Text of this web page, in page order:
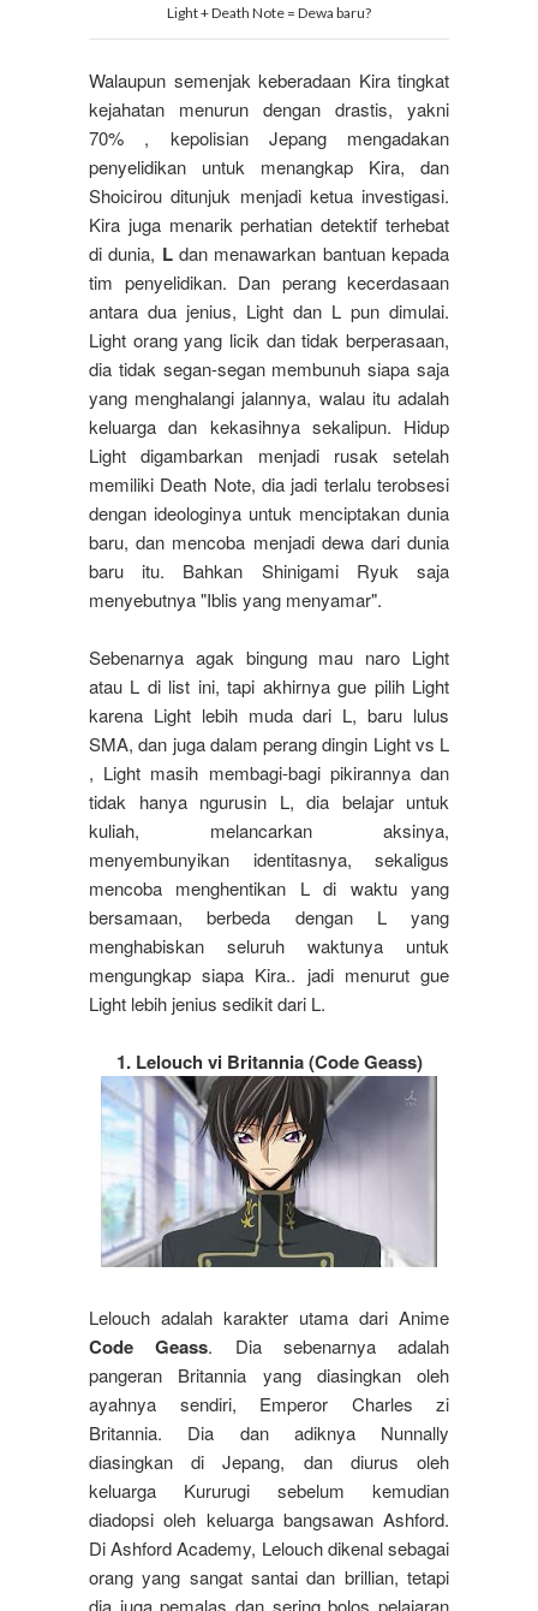
Light + Death Note = Dewa baru?
Walaupun semenjak keberadaan Kira tingkat
kejahatan menurun dengan drastis, yakni
70% , kepolisian Jepang mengadakan
penyelidikan untuk menangkap Kira, dan
Shoicirou ditunjuk menjadi ketua investigasi.
Kira juga menarik perhatian detektif terhebat
di dunia, Ldan menawarkan bantuan kepada
tim penyelidikan. Dan perang kecerdasaan
antara dua jenius, Light dan L pun dimulai.
Light orang yang licik dan tidak berperasaan,
dia tidak segan-segan membunuh siapa saja
yang menghalangi jalannya, walau itu adalah
keluarga dan kekasihnya sekalipun. Hidup
Light digambarkan menjadi rusak setelah
memiliki Death Note, dia jadi terlalu terobsesi
dengan ideologinya untuk menciptakan dunia
baru, dan mencoba menjadi dewa dari dunia
baru itu. Bahkan Shinigami Ryuk saja
menyebutnya "Iblis yang menyamar".
Sebenarnya agak bingung mau naro Light
atau L di list ini, tapi akhirnya gue pilih Light
karena Light lebih muda dari L, baru lulus
SMA, dan juga dalam perang dingin Light vs L
, Light masih membagi-bagi pikirannya dan
tidak hanya ngurusin L, dia belajar untuk
kuliah, melancarkan aksinya,
menyembunyikan identitasnya, sekaligus
mencoba menghentikan L di waktu yang
bersamaan, berbeda dengan L yang
menghabiskan seluruh waktunya untuk
mengungkap siapa Kira.. jadi menurut gue
Light lebih jenius sedikit dari L.
1. Lelouch vi Britannia (Code Geass)
Lelouch adalah karakter utama dari Anime
Code Geass. Dia sebenarnya adalah
pangeran Britannia yang diasingkan oleh
ayahnya sendiri, Emperor Charles zi
Britannia. Dia dan adiknya Nunnally
diasingkan di Jepang, dan diurus oleh
keluarga Kururugi sebelum kemudian
diadopsi oleh keluarga bangsawan Ashford.
Di Ashford Academy, Lelouch dikenal sebagai
orang yang sangat santai dan brillian, tetapi
dia juga pemalas dan sering bolos pelajaran